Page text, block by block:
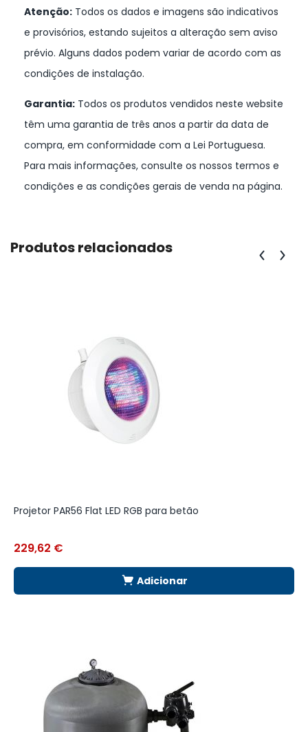
Atenção: Todos os dados e imagens são indicativos
e provisórios, estando sujeitos a alteração sem aviso
prévio. Alguns dados podem variar de acordo com as
condições de instalação.
Garantia: Todos os produtos vendidos neste website
têm uma garantia de três anos a partir da data de
compra, em conformidade com a Lei Portuguesa.
Para mais informações, consulte os nossos termos e
condições e as condições gerais de venda na página.
Produtos relacionados
Projetor PAR56 Flat LED RGB para betão
229,62 €
Adicionar